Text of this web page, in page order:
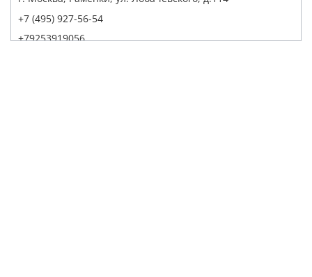
+7 (495) 927-56-54
+79253919056